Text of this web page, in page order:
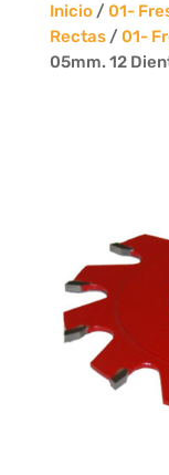
Inicio/ 01-
Rectas/ 01-
05mm. 12